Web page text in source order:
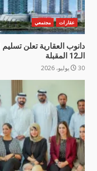
عقارات مجتمعي
الـ12 المقبلة
30 يوليو، 2026